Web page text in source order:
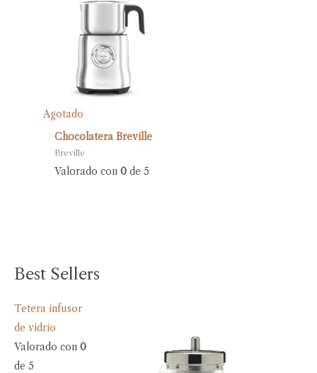
Agotado
Chocolatera Breville
Breville
Valorado con0 de 5
Best Sellers
Tetera infusor
de vidrio
Valorado con 0
de 5